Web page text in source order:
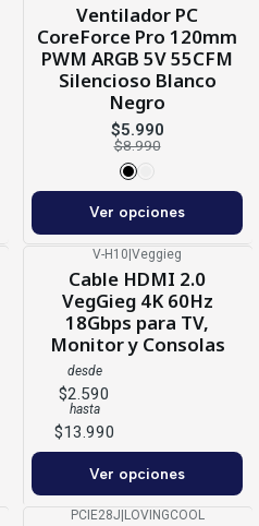
Ventilador PC
CoreForce Pro 120mm
PWM ARGB 5V 55CFM
Silencioso Blanco
Negro
$5.990
$8.990
Ver opciones
V-H10|Veggieg
Cable HDMI 2.0
VegGieg 4K 60Hz
18Gbps para TV,
Monitor y Consolas
desde
$2.590
hasta
$13.990
Ver opciones
PCIE28J LOVINGCOOL